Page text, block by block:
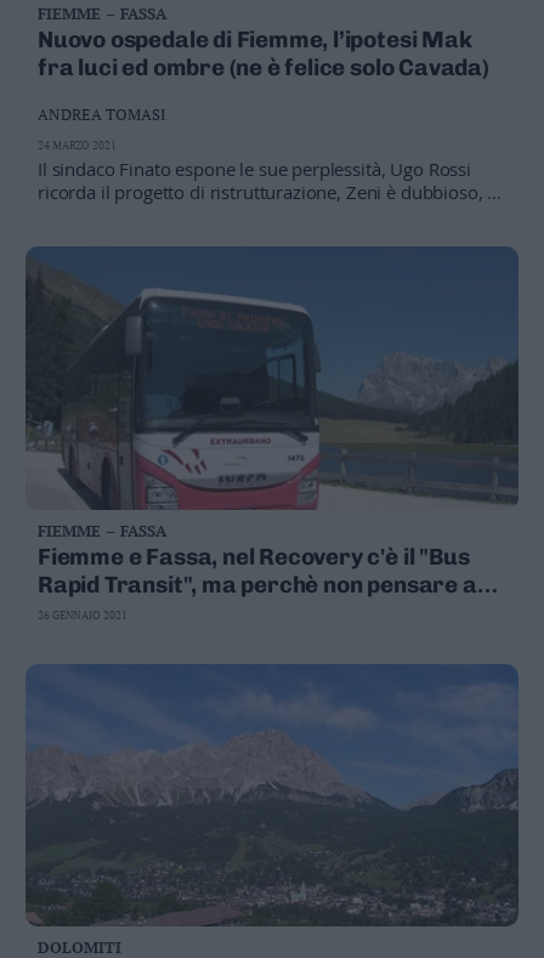
FIEMME – FASSA
Nuovo ospedale di Fiemme, l’ipotesi Mak
fra luci ed ombre (ne è felice solo Cavada)
Il sindaco Finato espone le sue perplessità, Ugo Rossi
ricorda il progetto di ristrutturazione, Zeni è dubbioso, e
ANDREA TOMASI
24 MARZO 2021
FIEMME – FASSA
Fiemme e Fassa, nel Recovery c'è il "Bus
Rapid Transit", ma perchè non pensare ad
un trenino?
26 GENNAIO 2021
DOLOMITI